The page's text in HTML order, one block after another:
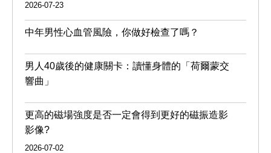
2026-07-23
中年男性心血管風險，你做好檢查了嗎？
男人40歲後的健康關卡：讀懂身體的「荷爾蒙交
響曲」
更高的磁場強度是否一定會得到更好的磁振造影
影像?
2026-07-02